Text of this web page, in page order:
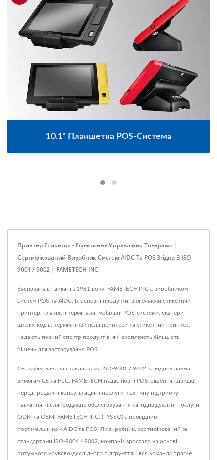
15.6" Сенсорний Екран Без
Система
Принтер Етикеток - Ефективне Управління Товарами |
Сертифікований Виробник Систем AIDC Та POS Згідно З ISO-
9001 / 9002 | FAMETECH INC
Заснована в Тайвані з 1981 року, FAMETECH INC є виробником
систем POS та AIDC. Їх основні продукти, включаючи етикетний
принтер, платіжні термінали, мобільні POS-системи, сканери
штрих-кодів, термічні квиткові принтери та етикетний принтер,
надають повний спектр продуктів, які охоплюють більшість
рішень для застосування POS.
Сертифікована за стандартами ISO-9001 / 9002 та відповідаюча
вимогам CE та FCC, FAMETECH надає повні POS-рішення, швидкі
передпродажні консультаційні послуги, технічну підтримку,
навчання, післяпродажне обслуговування та індивідуальні послуги
ODM та OEM. FAMETECH INC. (TYSSO) є провідним
постачальником AIDC та POS. Як виробник, сертифікований за
стандартами ISO-9001 / 9002, компанія зростала на основі
потужного науково-дослідного підґрунття, і вся команда прагне